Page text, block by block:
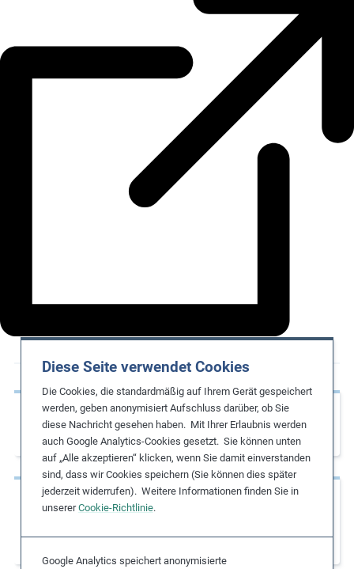
Diese Seite verwendet Cookies
Die Cookies, die standardmäßig auf Ihrem Gerät gespeichert
werden, geben anonymisiert Aufschluss darüber, ob Sie
diese Nachricht gesehen haben. Mit Ihrer Erlaubnis werden
auch Google Analytics-Cookies gesetzt. Sie können unten
auf „Alle akzeptieren“ klicken, wenn Sie damit einverstanden
sind, dass wir Cookies speichern (Sie können dies später
jederzeit widerrufen). Weitere Informationen finden Sie in
unsererCookie-Richtlinie.
Google Analytics speichert anonymisierte
Vorherige Seite
KMU Kompass
Nächste Seite
and the Road Forward